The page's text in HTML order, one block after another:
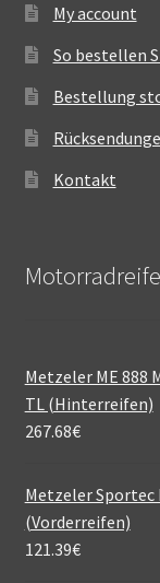
My account
So bestellen
Bestellung
Kontakt
Metzeler ME 888
TL (Hinterreifen)
267.68€
Metzeler Sportec
(Vorderreifen)
121.39€